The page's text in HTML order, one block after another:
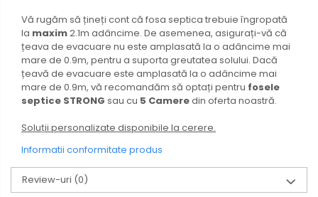
Vă rugăm să țineți cont că fosa septica trebuie îngropată
la maxim2.1m adâncime. De asemenea, asigurați-vă că
țeava de evacuare nu este amplasată la o adâncime mai
mare de 0.9m, pentru a suporta greutatea solului. Dacă
țeavă de evacuare este amplasată la o adâncime mai
mare de 0.9m, vă recomandăm să optați pentru fosele
septice STRONG sau cu 5 Cameredin oferta noastră.
Soluții personalizate disponibile la cerere.
Informatii conformitate produs
Review-uri (0)